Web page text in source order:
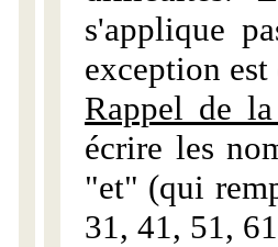
s'applique
exception
Rappel de
écrire les
"et" (qui
31, 41, 51,